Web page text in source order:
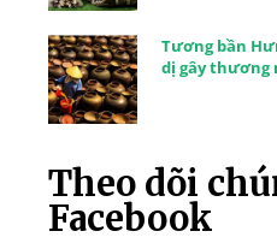
Tương bần
dị gây thương
Theo dõi
Facebook